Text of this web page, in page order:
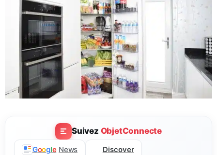
Suivez ObjetConnecte
Google News Discover